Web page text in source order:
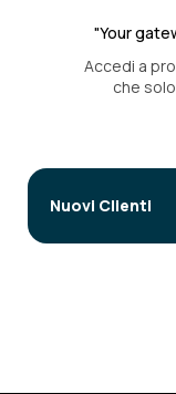
"Your
Accedi a
che
Nuovi Clienti